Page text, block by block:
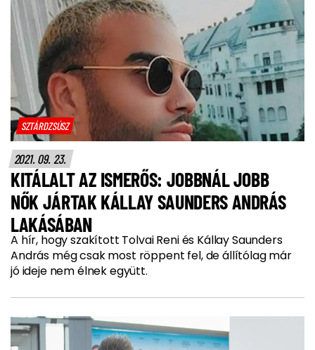
SZTÁRDZSÚSZ
2021. 09. 23.
KITÁLALT AZ ISMERŐS: JOBBNÁL JOBB
NŐK JÁRTAK KÁLLAY SAUNDERS ANDRÁS
LAKÁSÁBAN
A hír, hogy szakított Tolvai Reni és Kállay Saunders
András még csak most röppent fel, de állítólag már
jó ideje nem élnek együtt.